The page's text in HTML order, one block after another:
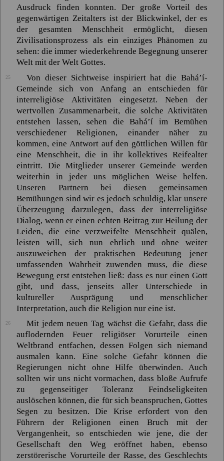
Ausdruck finden konnten. Der große Vorteil des
gegenwärtigen Zeitalters ist der Blickwinkel, der es
der gesamten Menschheit ermöglicht, diesen
Zivilisationsprozess als ein einziges Phänomen zu
sehen: die immer wiederkehrende Begegnung unserer
Welt mit der Welt Gottes.
25 Von dieser Sichtweise inspiriert hat die Bahá’í-
Gemeinde sich von Anfang an entschieden für
interreligiöse Aktivitäten eingesetzt. Neben der
wertvollen Zusammenarbeit, die solche Aktivitäten
entstehen lassen, sehen dieBahá’í im Bemühen
verschiedener Religionen, einander näher zu
kommen, eine Antwort auf den göttlichen Willen für
eine Menschheit, die in ihr kollektives Reifealter
eintritt. Die Mitglieder unserer Gemeinde werden
weiterhin in jeder uns möglichen Weise helfen.
Unseren Partnern bei diesen gemeinsamen
Bemühungen sind wir es jedoch schuldig, klar unsere
Überzeugung darzulegen, dass der interreligiöse
Dialog, wenn er einen echten Beitrag zur Heilung der
Leiden, die eine verzweifelte Menschheit quälen,
leisten will, sich nun ehrlich und ohne weiter
auszuweichen der praktischen Bedeutung jener
umfassenden Wahrheit zuwenden muss, die diese
Bewegung erst entstehen ließ: dass es nur einen Gott
gibt, und dass, jenseits aller Unterschiede in
kultureller Ausprägung und menschlicher
Interpretation, auch die Religion nur eine ist.
26
Mit jedem neuen Tag wächst die Gefahr, dass die
auflodernden Feuer religiöser Vorurteile einen
Weltbrand entfachen, dessen Folgen sich niemand
ausmalen kann. Eine solche Gefahr können die
Regierungen nicht ohne Hilfe überwinden. Auch
sollten wir uns nicht vormachen, dass bloße Aufrufe
zu gegenseitiger Toleranz Feindseligkeiten
auslöschen können, die für sich beanspruchen, Gottes
Segen zu besitzen. Die Krise erfordert von den
Führern der Religionen einen Bruch mit der
Vergangenheit, so entschieden wie jene, die der
Gesellschaft den Weg eröffnet haben, ebenso
zerstörerische Vorurteile der Rasse, des Geschlechts